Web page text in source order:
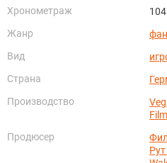
Хронометраж
Жанр
Вид
Страна
Производство
Продюсер